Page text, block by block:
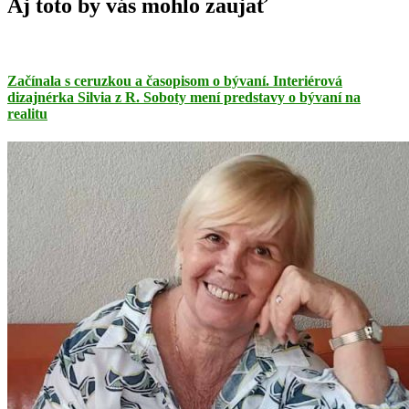
Aj toto by vás mohlo zaujať
Začínala s ceruzkou a časopisom o bývaní. Interiérová
dizajnérka Silvia z R. Soboty mení predstavy o bývaní na
realitu